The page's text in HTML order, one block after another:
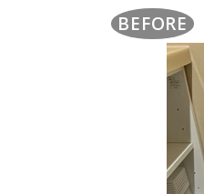
BEFORE